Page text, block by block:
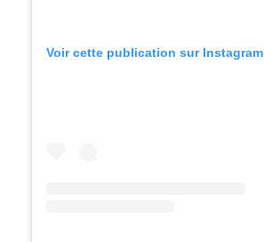
Voir cette publication sur Instagram